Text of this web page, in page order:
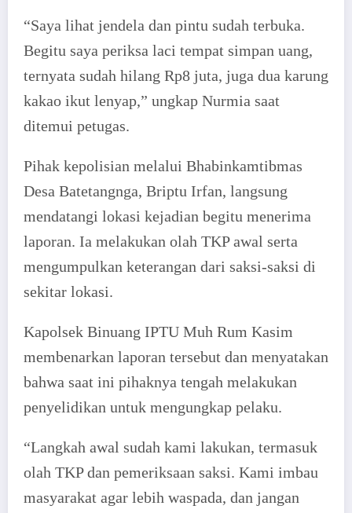
“Saya lihat jendela dan pintu sudah terbuka.
Begitu saya periksa laci tempat simpan uang,
ternyata sudah hilang Rp8 juta, juga dua karung
kakao ikut lenyap,” ungkap Nurmia saat
ditemui petugas.
Pihak kepolisian melalui Bhabinkamtibmas
Desa Batetangnga, Briptu Irfan, langsung
mendatangi lokasi kejadian begitu menerima
laporan. Ia melakukan olah TKP awal serta
mengumpulkan keterangan dari saksi-saksi di
sekitar lokasi.
Kapolsek Binuang IPTU Muh Rum Kasim
membenarkan laporan tersebut dan menyatakan
bahwa saat ini pihaknya tengah melakukan
penyelidikan untuk mengungkap pelaku.
“Langkah awal sudah kami lakukan, termasuk
olah TKP dan pemeriksaan saksi. Kami imbau
masyarakat agar lebih waspada, dan jangan